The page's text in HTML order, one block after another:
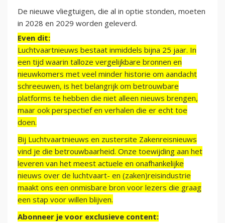
De nieuwe vliegtuigen, die al in optie stonden, moeten
in 2028 en 2029 worden geleverd.
Even dit:
Luchtvaartnieuws bestaat inmiddels bijna 25 jaar. In
een tijd waarin talloze vergelijkbare bronnen en
nieuwkomers met veel minder historie om aandacht
schreeuwen, is het belangrijk om betrouwbare
platforms te hebben die niet alleen nieuws brengen,
maar ook perspectief en verhalen die er echt toe
doen.
Bij Luchtvaartnieuws en zustersite Zakenreisnieuws
vind je die betrouwbaarheid. Onze toewijding aan het
leveren van het meest actuele en onafhankelijke
nieuws over de luchtvaart- en (zaken)reisindustrie
maakt ons een onmisbare bron voor lezers die graag
een stap voor willen blijven.
Abonneer je voor exclusieve content: